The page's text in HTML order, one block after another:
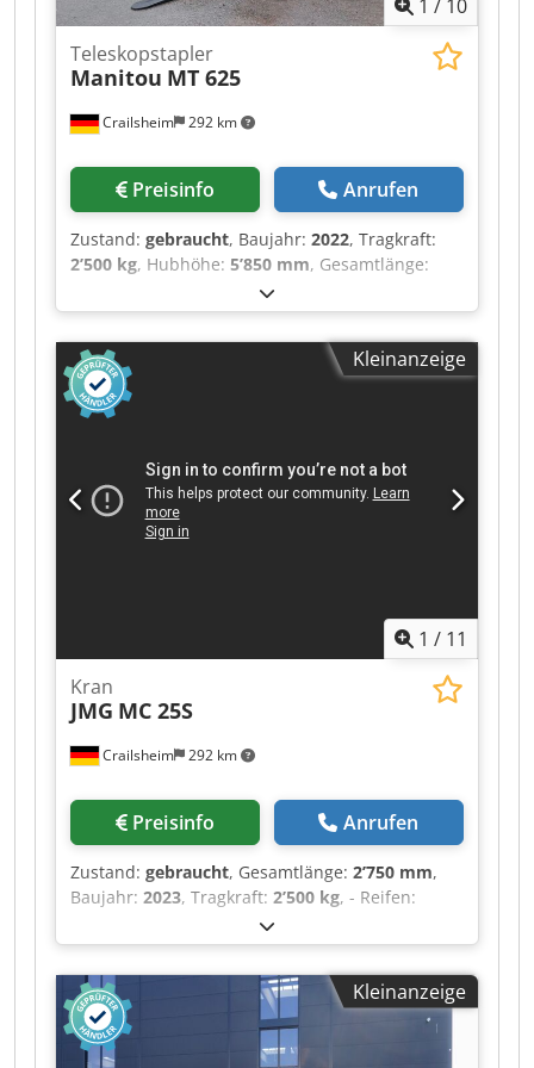
DANA - Lenkarten Allradlenkung mit 3 Lenkarten
- Hydraulikbedienung JSM® Multifunktions
Joystick - Lastmomentanzeige und
Überlastabschaltung nach EN 15000 Norm -
Sensing Pumpe 180 l/min - 270 bar - Hydrauliköl
Wenderadius (Aussenkante Räder) 4.88 m -
Kippwinke Geräteaufnahme (An- / Auskippen)
137 ° - Innenschallpegel (LpA) 79.7 dB -
Außenschallpegel (LwA) 103 dB - Vibrationswert
1 / 10
Crailsheim 292 km
Teleskopstapler
Manitou MT 625
Preisinfo Anrufen
Zustand: gebraucht, Baujahr: 2022, Tragkraft:
2’500 kg, Hubhöhe: 5’850 mm, Gesamtlänge:
, ・Maximale seitliche Reichweite: 3.40
m ・Ausbrechkraft mit Schaufel: 3427 daN ・
Kippwinkel 12 ° ・Schüttwinkel 117 ° ・
Wenderadius (über Räder) 3.31 m ・
Eigengewicht (mit Gabel) 4800 kg ・Bereifung:
Pneumatisch ・Heben 8 s ・Senken 5.40 s ・
4.30 s ・Ankippen 3.50 s ・Auskippen 3.60 s ・
Anzahl der Zylinder / Tragfähigkeit der Zylinder
4 - 3331 cm³ ・Nennleistung
Verbrennungsmotor - Leistung (kW) 75 Hp / 55.40
der Gänge (vorwärts / rückwärts) 2 / 2 ・Max.
Automatische negative Parkbremse ・
Festellbremse Ölbad Lamellenbremsen an den
Vorderachsen ・Pumpenart Zahnradpumpe ・
Hydraulikdruck 235 bar ・Motoröl 11.20 l ・
Hydrauliköl 115 l ・Fassungsvermögen des
Geräuschpegel im Fahrerstand (LpA) 76 dB ・
Umgebungsgeräusch (LwA) 104 dB ・
Schwingungsbelastung Hand/Arm < 2.50 m/s² ・
Lenkräder (vorne / hinten) 2 / 2 ・Antriebsräder
(vorne / hinten) 2 / 2 ・Sicherheit / Sicherheit
Zulassung der Kabine Standard EN 15000 /
Kleinanzeige
1 / 11
Crailsheim 292 km
Kran
JMG MC 25S
Preisinfo Anrufen
Zustand: gebraucht, Gesamtlänge: 2’750 mm,
Baujahr: 2023, Tragkraft: 2’500 kg, - Reifen:
Solideal, Vollgummi grau, Typ Magnum -
Reifengröße: vorne 18x7-8, hinten 15x4,5-8 -
Radstand: 1635 mm - Bodenfreiheit Mitte: 70 -
Proportional ausfahrbarer Ausleger -
Vorderachse Antrieb mit gegenläufiger
Bewegung - Mobile Kopf ( -70°/-35°/0°/+10°)
Kleinanzeige